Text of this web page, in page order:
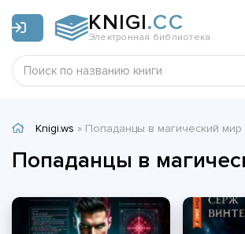
KNIGI.CC
Электронная библиотека
Knigi.ws » Попаданцы в магический мир
Попаданцы в